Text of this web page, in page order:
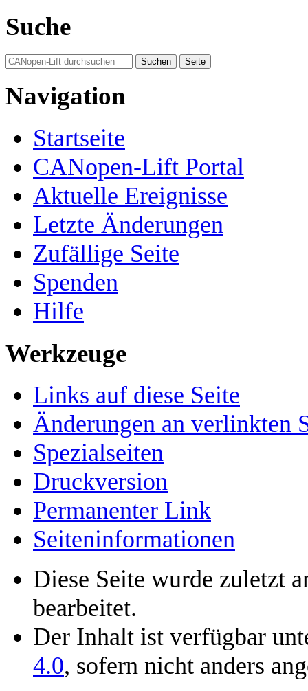
Suche
Navigation
Startseite
CANopen-Lift Portal
Aktuelle Ereignisse
Letzte Änderungen
Zufällige Seite
Spenden
Hilfe
Werkzeuge
Links auf diese Seite
Änderungen an verlinkten
Spezialseiten
Druckversion
Permanenter Link
Seiten­­informationen
Diese Seite wurde zuletzt
bearbeitet.
Der Inhalt ist verfügbar
4.0, sofern nicht anders